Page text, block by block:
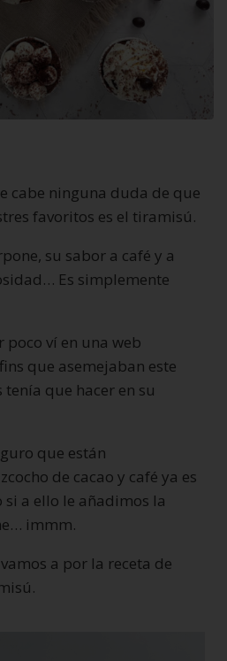
cabe ninguna duda de que
favoritos es el tiramisú.
su sabor a café y a
Es simplemente
poco ví en una web
que asemejaban este
que hacer en su
que están
de cacao y café ya es
a ello le añadimos la
immm.
a por la receta de